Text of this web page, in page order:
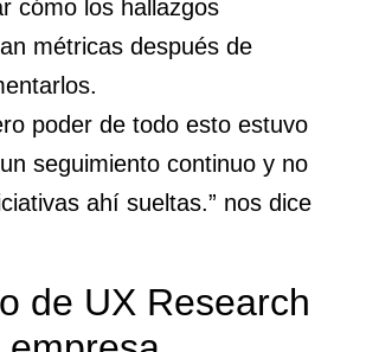
cómo los hallazgos
métricas después de
poder de todo esto estuvo
seguimiento continuo y no
ahí sueltas.” nos dice
de UX Research